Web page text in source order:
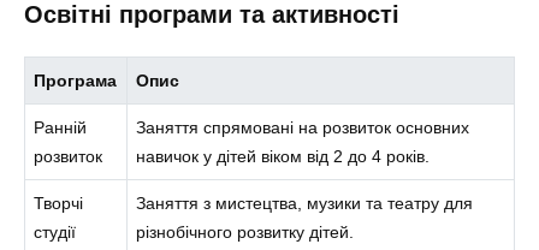
Освітні програми та активності
Програма Опис
Ранній
розвиток
Заняття спрямовані на розвиток основних
навичок у дітей віком від 2 до 4 років.
Творчі
студії
Заняття з мистецтва, музики та театру для
різнобічного розвитку дітей.